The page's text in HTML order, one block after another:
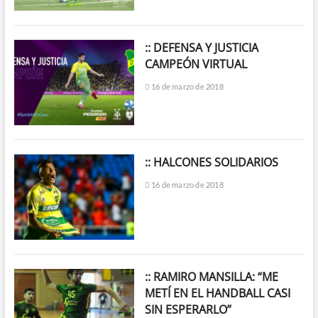
:: DEFENSA Y JUSTICIA
CAMPEÓN VIRTUAL
16 de marzo de 2018
:: HALCONES SOLIDARIOS
16 de marzo de 2018
:: RAMIRO MANSILLA: “ME
METÍ EN EL HANDBALL CASI
SIN ESPERARLO”